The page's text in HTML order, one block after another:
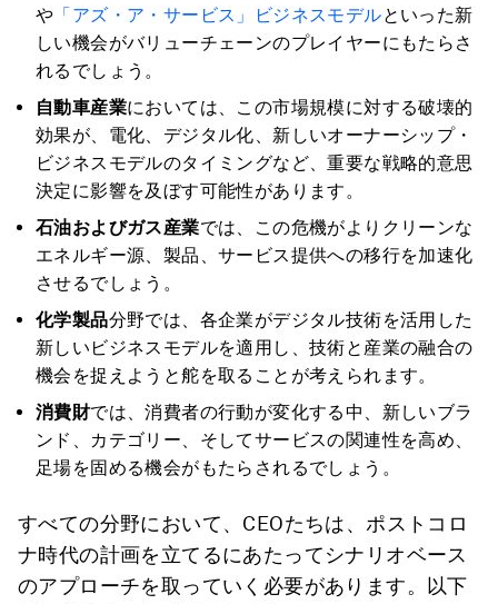
や 「アズ・ア・サービス」ビジネスモデルといった新
しい機会がバリューチェーンのプレイヤーにもたらさ
れるでしょう。
自動車産業においては、この市場規模に対する破壊的
効果が、電化、デジタル化、新しいオーナーシップ・
ビジネスモデルのタイミングなど、重要な戦略的意思
決定に影響を及ぼす可能性があります。
石油およびガス産業では、この危機がよりクリーンな
エネルギー源、製品、サービス提供への移行を加速化
させるでしょう。
化学製品分野では、各企業がデジタル技術を活用した
新しいビジネスモデルを適用し、技術と産業の融合の
機会を捉えようと舵を取ることが考えられます。
消費財では、消費者の行動が変化する中、新しいブラ
ンド、カテゴリー、そしてサービスの関連性を高め、
足場を固める機会がもたらされるでしょう。
すべての分野において、CEOたちは、ポストコロ
ナ時代の計画を立てるにあたってシナリオベース
のアプローチを取っていく必要があります。以下